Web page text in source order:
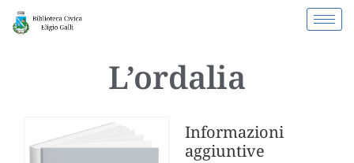
L’ordalia
Informazioni
aggiuntive